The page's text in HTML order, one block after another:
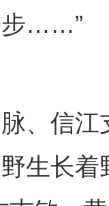
步……”
信江
生长